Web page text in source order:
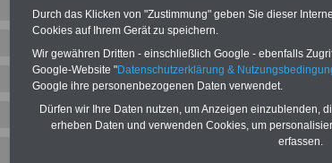
Durch das Klicken von "Zustimmung" geben Sie dieser
Cookies auf Ihrem Gerät zu speichern.
Wir gewähren Dritten - einschließlich Google - ebenfalls
Google-Website "Datenschutzerklärung &
Google ihre personenbezogenen Daten verwendet.
Dürfen wir Ihre Daten nutzen, um Anzeigen einzublenden,
erheben Daten und verwenden Cookies, um
erfassen.